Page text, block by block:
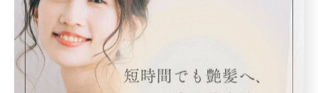
タイルについても細かく伝えると、よりパーソナルなア
ドバイスが受けられます。経験豊富な美容師は、髪の状
態を見極めながら、トリートメントや縮毛矯正など複数
のメニューから最適なものを選んでくれます。